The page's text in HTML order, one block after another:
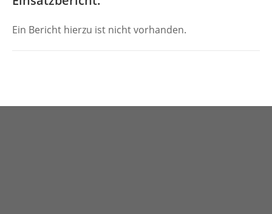
Ein Bericht hierzu ist nicht vorhanden.